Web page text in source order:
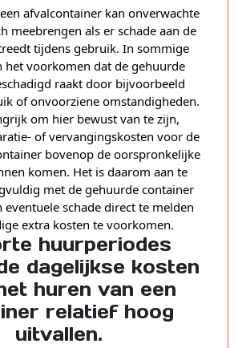
afvalcontainer kan onverwachte
meebrengen als er schade aan de
tijdens gebruik. In sommige
het voorkomen dat de gehuurde
raakt door bijvoorbeeld
of onvoorziene omstandigheden.
om hier bewust van te zijn,
of vervangingskosten voor de
bovenop de oorspronkelijke
komen. Het is daarom aan te
met de gehuurde container
eventuele schade direct te melden
extra kosten te voorkomen.
huurperiodes
dagelijkse kosten
huren van een
relatief hoog
uitvallen.